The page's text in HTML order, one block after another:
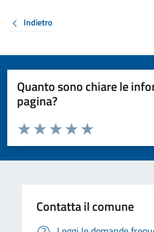
Indietro
Quanto sono chiare le
pagina?
Valuta da 1 a 5 stelle la pagina
Valuta 5 stelle su
Valuta 4 stelle su 5
Valuta 3 stelle su 5
Valuta 2 stelle su 5
Valuta 1 stelle su 5
Contatta il comune